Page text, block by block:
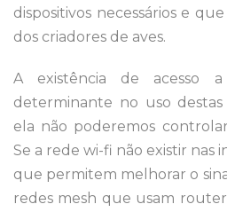
dispositivos necessários e
dos criadores de aves.
A existência de acesso
determinante no uso destas
ela não poderemos
Se a rede wi-fi não existir nas
que permitem melhorar o
redes mesh que usam